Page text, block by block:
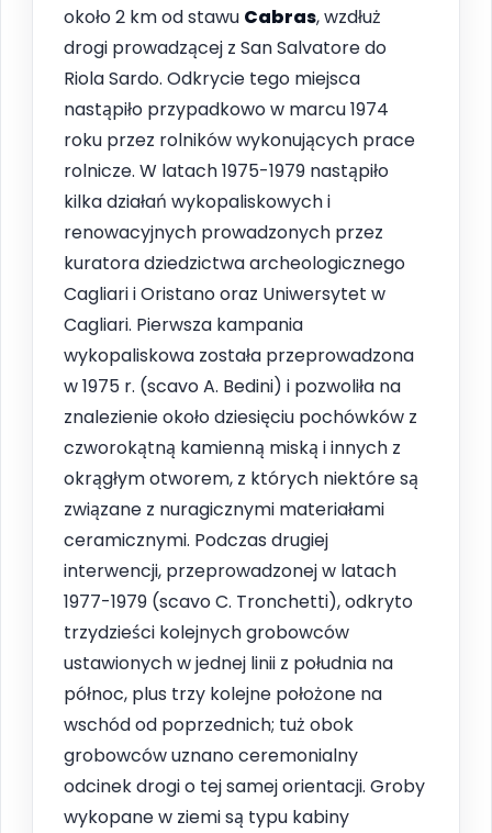
około 2 km od stawu Cabras, wzdłuż
drogi prowadzącej z San Salvatore do
Riola Sardo. Odkrycie tego miejsca
nastąpiło przypadkowo w marcu 1974
roku przez rolników wykonujących prace
rolnicze. W latach 1975-1979 nastąpiło
kilka działań wykopaliskowych i
renowacyjnych prowadzonych przez
kuratora dziedzictwa archeologicznego
Cagliari i Oristano oraz Uniwersytet w
Cagliari. Pierwsza kampania
wykopaliskowa została przeprowadzona
w 1975 r. (scavo A. Bedini) i pozwoliła na
znalezienie około dziesięciu pochówków z
czworokątną kamienną miską i innych z
okrągłym otworem, z których niektóre są
związane z nuragicznymi materiałami
ceramicznymi. Podczas drugiej
interwencji, przeprowadzonej w latach
1977-1979 (scavo C. Tronchetti), odkryto
trzydzieści kolejnych grobowców
ustawionych w jednej linii z południa na
północ, plus trzy kolejne położone na
wschód od poprzednich; tuż obok
grobowców uznano ceremonialny
odcinek drogi o tej samej orientacji. Groby
wykopane w ziemi są typu kabiny